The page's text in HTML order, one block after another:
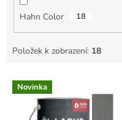
Hahn Color 18
Položek k zobrazení: 18
V Novinka